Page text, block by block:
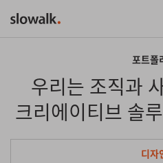
포트폴
우리는 조직과
크리에이티브 솔
디자